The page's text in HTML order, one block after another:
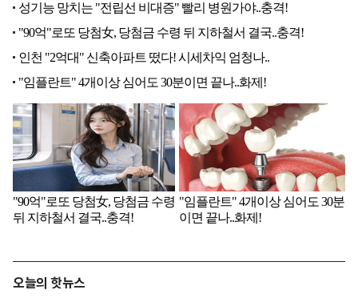
오늘의 핫뉴스